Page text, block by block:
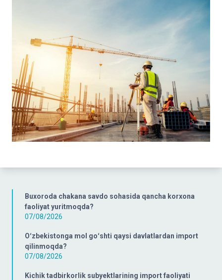
Buxoroda chakana savdo sohasida qancha korxona
faoliyat yuritmoqda?
07/08/2026
Oʻzbekistonga mol goʻshti qaysi davlatlardan import
qilinmoqda?
07/08/2026
Kichik tadbirkorlik subyektlarining import faoliyati